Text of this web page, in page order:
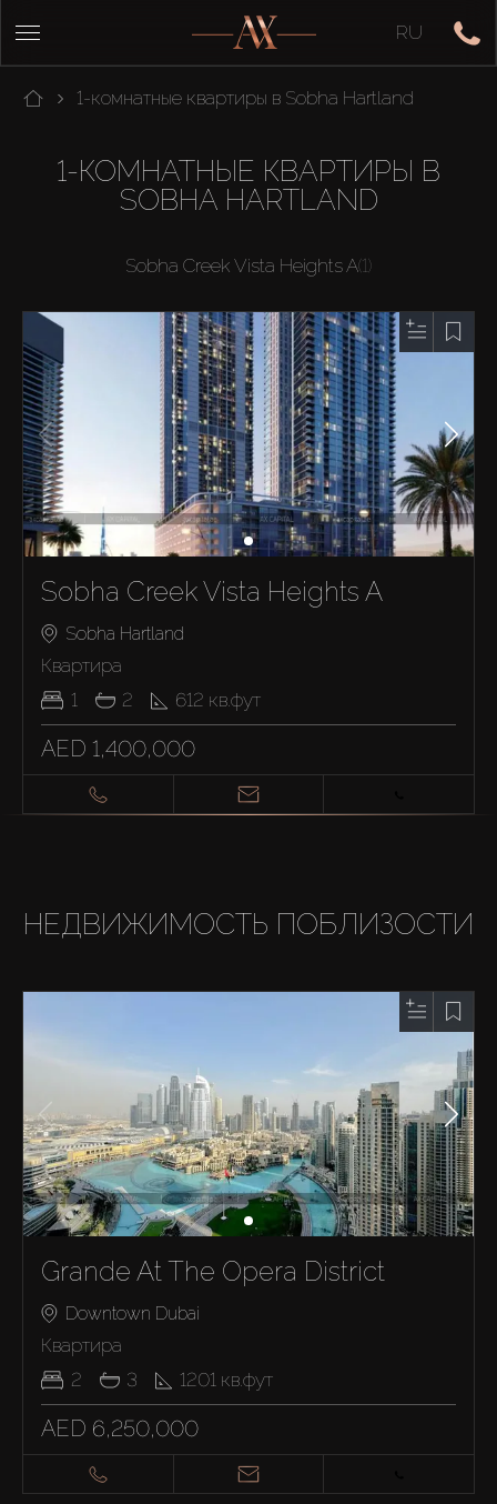
RU
1-комнатные квартиры в Sobha Hartland
1-КОМНАТНЫЕ КВАРТИРЫ В
SOBHA HARTLAND
Sobha Creek Vista Heights A(1)
Sobha Creek Vista Heights A
Sobha Hartland
Квартира
1
2 612 кв.фут
AED 1,400,000
НЕДВИЖИМОСТЬ ПОБЛИЗОСТИ
Grande At The Opera District
Downtown Dubai
Квартира
2
3 1201 кв.фут
AED 6,250,000